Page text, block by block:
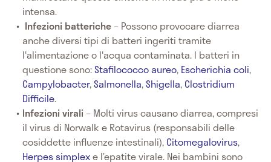
intensa.
Infezioni batteriche– Possono provocare diarrea
anche diversi tipi di batteri ingeriti tramite
l'alimentazione o l'acqua contaminata. I batteri in
questione sono:Stafilococco aureo, Escherichia coli,
Campylobacter,Salmonella,Shigella, Clostridium
Difficile.
Infezioni virali– Molti virus causano diarrea, compresi
il virus di Norwalk e Rotavirus (responsabili delle
cosiddette influenze intestinali), Citomegalovirus,
Herpes simplexe l’epatite virale. Nei bambini sono